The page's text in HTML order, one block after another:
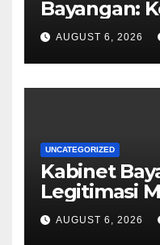
Bayangan:
Legitimasi
AUGUST 6, 2026
UNCATEGORIZED
Kabinet
Legitimasi
Publik
AUGUST 6, 2026